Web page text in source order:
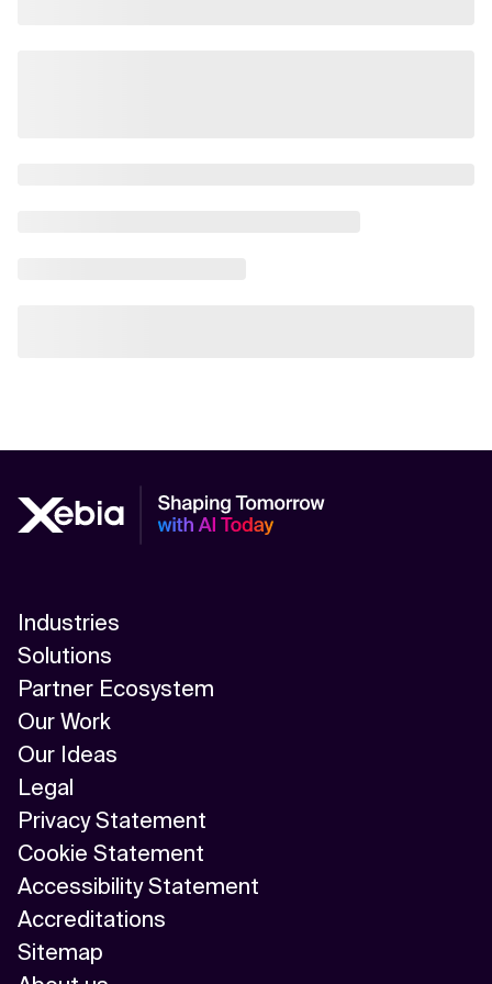
Industries
Solutions
Partner Ecosystem
Our Work
Our Ideas
Legal
Privacy Statement
Cookie Statement
Accessibility Statement
Accreditations
Sitemap